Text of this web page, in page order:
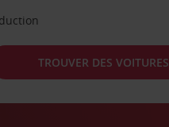
TROUVER DES VOITURES